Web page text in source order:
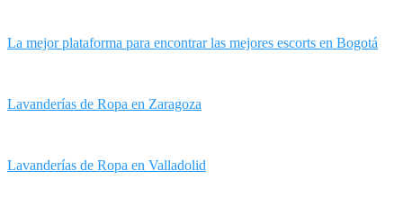
La mejor plataforma para encontrar las mejores escorts en Bogotá
Lavanderías de Ropa en Zaragoza
Lavanderías de Ropa en Valladolid